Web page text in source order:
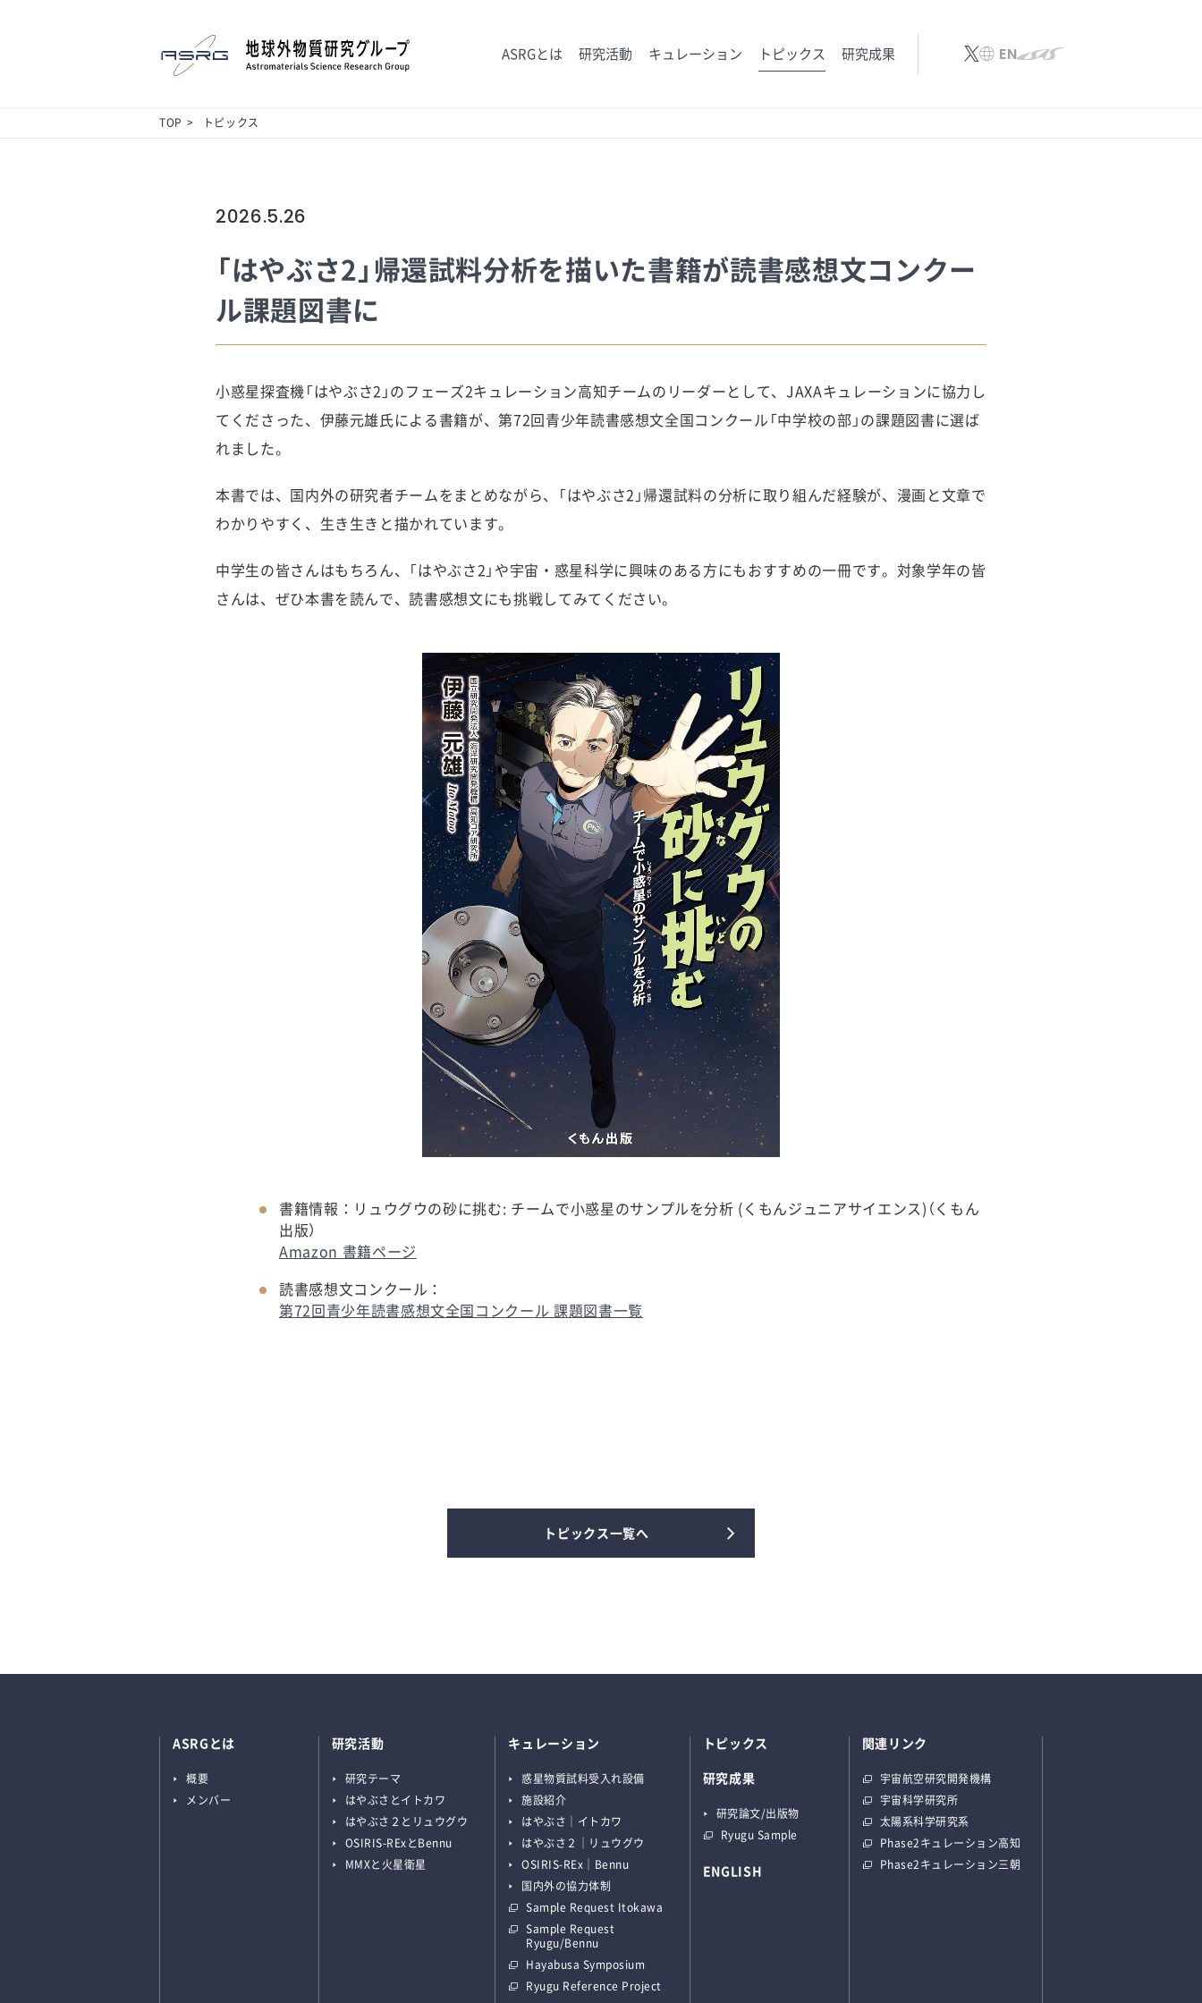
ASRGとは 研究活動 キュレーション トピックス 研究成果 EN
2026.5.26
「はやぶさ2」帰還試料分析を描いた書籍が読書感想文コンクー
ル課題図書に
小惑星探査機「はやぶさ2」のフェーズ2キュレーション高知チームのリーダーとして、JAXAキュレーションに協力し
てくださった、伊藤元雄氏による書籍が、第72回青少年読書感想文全国コンクール「中学校の部」の課題図書に選ば
れました。
本書では、国内外の研究者チームをまとめながら、「はやぶさ2」帰還試料の分析に取り組んだ経験が、漫画と文章で
わかりやすく、生き生きと描かれています。
中学生の皆さんはもちろん、「はやぶさ2」や宇宙・惑星科学に興味のある方にもおすすめの一冊です。対象学年の皆
さんは、ぜひ本書を読んで、読書感想文にも挑戦してみてください。
書籍情報：リュウグウの砂に挑む: チームで小惑星のサンプルを分析 (くもんジュニアサイエンス)（くもん
出版）
Amazon 書籍ページ
読書感想文コンクール：
第72回青少年読書感想文全国コンクール 課題図書一覧
トピックス一覧へ
TOP トピックス
ASRGとは
概要
メンバー
研究活動
研究テーマ
はやぶさとイトカワ
はやぶさ２とリュウグウ
OSIRIS-RExとBennu
MMXと火星衛星
キュレーション
惑星物質試料受入れ設備
施設紹介
はやぶさ｜イトカワ
はやぶさ２｜リュウグウ
OSIRIS-REx｜Bennu
国内外の協力体制
Sample Request Itokawa
Sample Request
Ryugu/Bennu
Hayabusa Symposium
Ryugu Reference Project
トピックス
研究成果
研究論文/出版物
Ryugu Sample
ENGLISH
関連リンク
宇宙航空研究開発機構
宇宙科学研究所
太陽系科学研究系
Phase2キュレーション高知
Phase2キュレーション三朝